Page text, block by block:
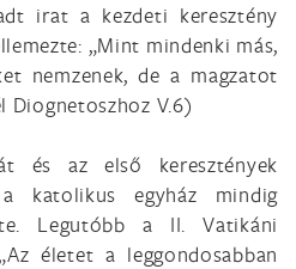
irat a kezdeti keresztény
„Mint mindenki más,
nemzenek, de a magzatot
Diognetoszhoz V.6)
és az első keresztények
katolikus egyház mindig
Legutóbb a II. Vatikáni
életet a leggondosabban